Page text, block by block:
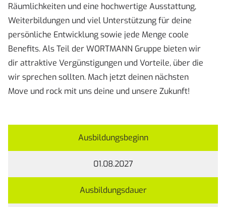
Räumlichkeiten und eine hochwertige Ausstattung,
Weiterbildungen und viel Unterstützung für deine
persönliche Entwicklung sowie jede Menge coole
Benefits. Als Teil der WORTMANN Gruppe bieten wir
dir attraktive Vergünstigungen und Vorteile, über die
wir sprechen sollten. Mach jetzt deinen nächsten
Move und rock mit uns deine und unsere Zukunft!
Ausbildungsbeginn
01.08.2027
Ausbildungsdauer